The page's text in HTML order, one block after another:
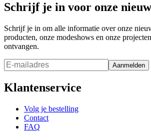
Schrijf je in voor onze
Schrijf je in om alle informatie over onze
producten, onze modeshows en onze
ontvangen.
Aanmelden
Klantenservice
Volg je bestelling
Contact
FAQ